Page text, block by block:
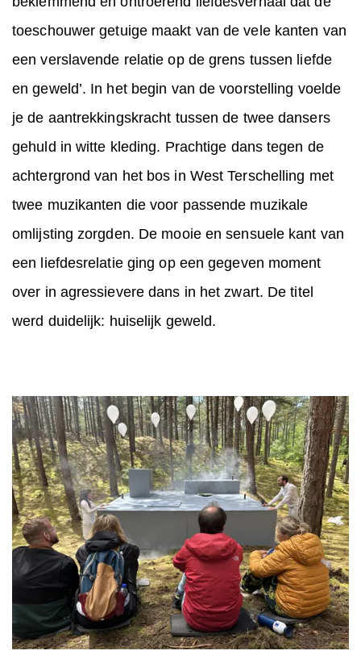
toeschouwer getuige maakt van de vele kanten van
een verslavende relatie op de grens tussen liefde
en geweld’. In het begin van de voorstelling voelde
je de aantrekkingskracht tussen de twee dansers
gehuld in witte kleding. Prachtige dans tegen de
achtergrond van het bos in West Terschelling met
twee muzikanten die voor passende muzikale
omlijsting zorgden. De mooie en sensuele kant van
een liefdesrelatie ging op een gegeven moment
over in agressievere dans in het zwart. De titel
werd duidelijk: huiselijk geweld.